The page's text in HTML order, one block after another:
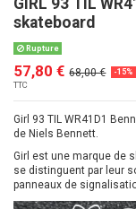
GIRL 93 TIL
skateboard
Rupture
57,80 € 68,00 € -15%
TTC
Girl 93 TIL WR41D1
de Niels Bennett.
Girl est une marque de
se distinguent par leur
panneaux de